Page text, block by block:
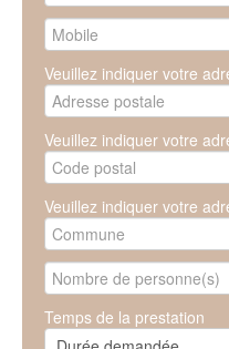
Veuillez indiquer votre
Veuillez indiquer votre
Veuillez indiquer votre
Temps de la prestation